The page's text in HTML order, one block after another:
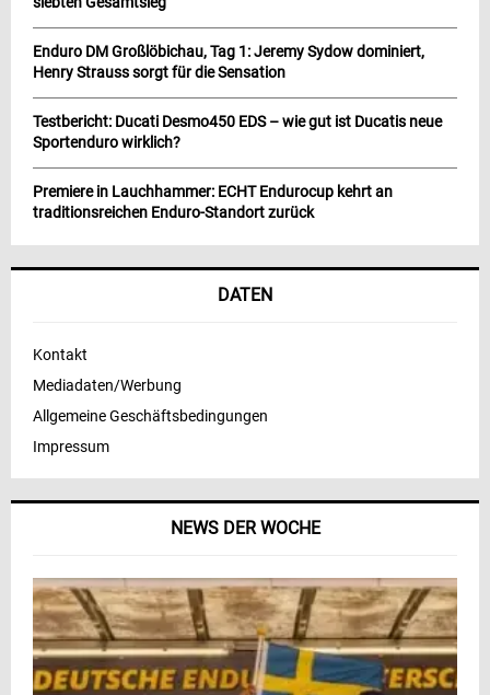
NEWS DER WOCHE
Enduro DM Großlöbichau, Tag 1: Jeremy Sydow dominiert,
Henry Strauss sorgt für die Sensation
Testbericht: Ducati Desmo450 EDS – wie gut ist Ducatis neue
Sportenduro wirklich?
Premiere in Lauchhammer: ECHT Endurocup kehrt an
traditionsreichen Enduro-Standort zurück
DATEN
Kontakt
Mediadaten/Werbung
Allgemeine Geschäftsbedingungen
Impressum